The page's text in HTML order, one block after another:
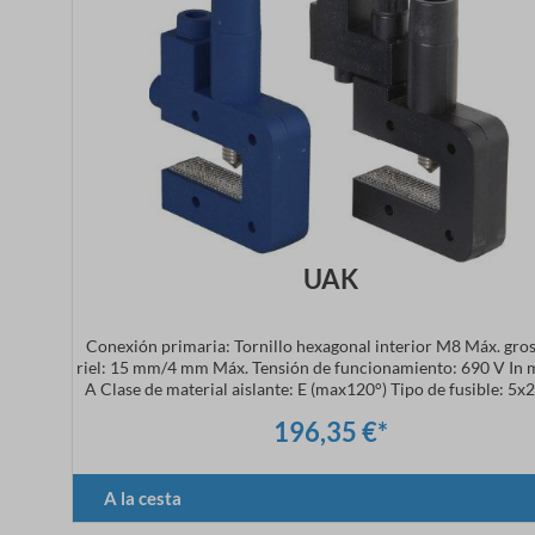
UAK
Conexión primaria: Tornillo hexagonal interior M8 Máx.
riel: 15 mm/4 mm Máx. Tensión de funcionamiento: 690 V In
A Clase de material aislante: E (max120°) Tipo de fusible:
400 V/50 Hz (asegurado hasta 6,3 A) Tipo de protección:
196,35 €*
A la cesta